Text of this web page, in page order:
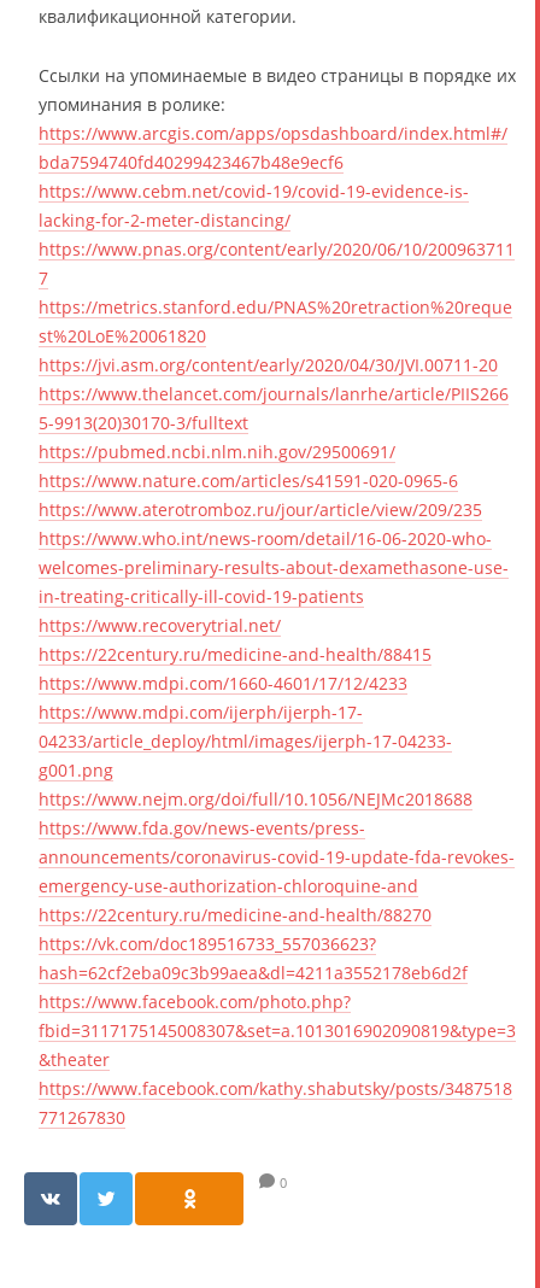
квалификационной категории.
Ссылки на упоминаемые в видео страницы в порядке их
упоминания в ролике:
https://www.arcgis.com/apps/opsdashboard/index.html#/
bda7594740fd40299423467b48e9ecf6
https://www.cebm.net/covid-19/covid-19-evidence-is-
lacking-for-2-meter-distancing/
https://www.pnas.org/content/early/2020/06/10/200963711
7
https://metrics.stanford.edu/PNAS%20retraction%20reque
st%20LoE%20061820
https://jvi.asm.org/content/early/2020/04/30/JVI.00711-20
https://www.thelancet.com/journals/lanrhe/article/PIIS266
5-9913(20)30170-3/fulltext
https://pubmed.ncbi.nlm.nih.gov/29500691/
https://www.nature.com/articles/s41591-020-0965-6
https://www.aterotromboz.ru/jour/article/view/209/235
https://www.who.int/news-room/detail/16-06-2020-who-
welcomes-preliminary-results-about-dexamethasone-use-
in-treating-critically-ill-covid-19-patients
https://www.recoverytrial.net/
https://22century.ru/medicine-and-health/88415
https://www.mdpi.com/1660-4601/17/12/4233
https://www.mdpi.com/ijerph/ijerph-17-
04233/article_deploy/html/images/ijerph-17-04233-
g001.png
https://www.nejm.org/doi/full/10.1056/NEJMc2018688
https://www.fda.gov/news-events/press-
announcements/coronavirus-covid-19-update-fda-revokes-
emergency-use-authorization-chloroquine-and
https://22century.ru/medicine-and-health/88270
https://vk.com/doc189516733_557036623?
hash=62cf2eba09c3b99aea&dl=4211a3552178eb6d2f
https://www.facebook.com/photo.php?
fbid=3117175145008307&set=a.1013016902090819&type=3
&theater
https://www.facebook.com/kathy.shabutsky/posts/3487518
771267830
0